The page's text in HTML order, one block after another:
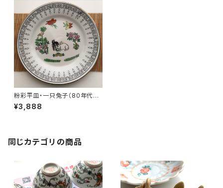
粉彩平皿・一只兔子（80年代景
徳鎮デッドストック）
¥3,888
同じカテゴリの商品